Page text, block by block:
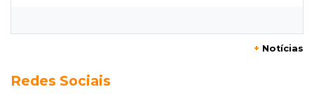
Discord é investigado por falha na proteção
+ Notícias
Redes Sociais